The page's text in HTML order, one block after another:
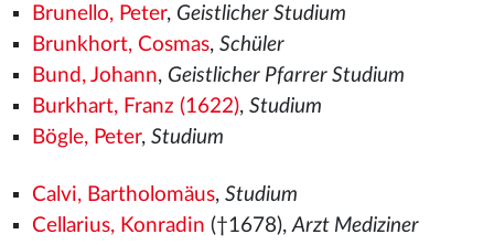
Brunello, Peter, Geistlicher Studium
Brunkhort, Cosmas, Schüler
Bund, Johann, Geistlicher Pfarrer Studium
Burkhart, Franz (1622), Studium
Bögle, Peter, Studium
Calvi, Bartholomäus, Studium
Cellarius, Konradin (†1678),Arzt Mediziner